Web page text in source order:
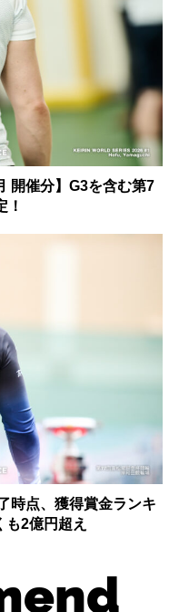
開催分】G3を含む第7
！
時点、獲得賞金ランキ
2億円超え